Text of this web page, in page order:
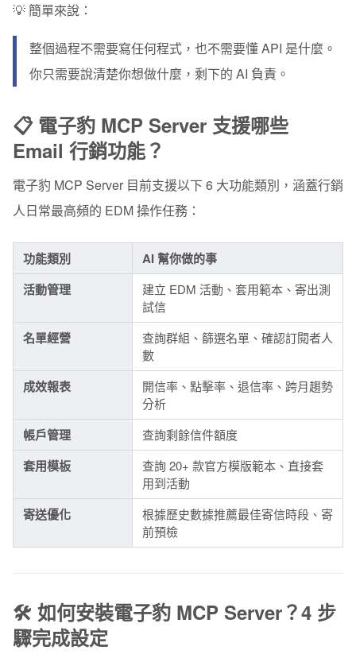
💡 簡單來說：
整個過程不需要寫任何程式，也不需要懂 API 是什麼。
你只需要說清楚你想做什麼，剩下的 AI 負責。
📋 電子豹 MCP Server 支援哪些
Email 行銷功能？
電子豹 MCP Server 目前支援以下 6 大功能類別，涵蓋行銷
人日常最高頻的 EDM 操作任務：
功能類別
AI 幫你做的事
活動管理
建立 EDM 活動、套用範本、寄出測
試信
名單經營
查詢群組、篩選名單、確認訂閱者人
數
成效報表
開信率、點擊率、退信率、跨月趨勢
分析
帳戶管理 查詢剩餘信件額度
套用模板
查詢 20+ 款官方模版範本、直接套
用到活動
寄送優化
根據歷史數據推薦最佳寄信時段、寄
前預檢
🛠️ 如何安裝電子豹 MCP Server？4 步
驟完成設定